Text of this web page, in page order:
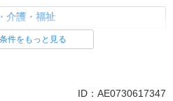
介護・福祉
件をもっと見る
ID：AE0730617347